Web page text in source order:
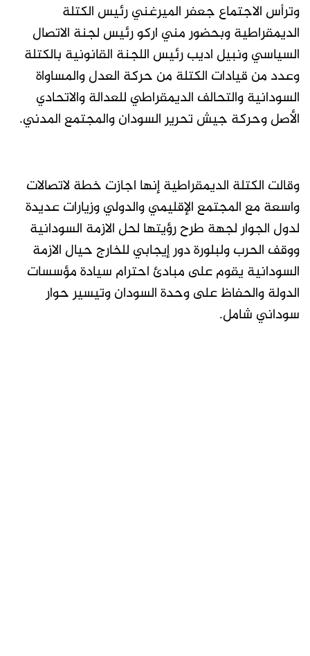
وترأس الاجتماع جعفر الميرغني رئيس الكتلة
الديمقراطية وبحضور مني اركو رئيس لجنة الاتصال
السياسي ونبيل اديب رئيس اللجنة القانونية بالكتلة
وعدد من قيادات الكتلة من حركة العدل والمساواة
السودانية والتحالف الديمقراطي للعدالة والاتحادي
الأصل وحركة جيش تحرير السودان والمجتمع المدني.
وقالت الكتلة الديمقراطية إنها اجازت خطة لاتصالات
واسعة مع المجتمع الإقليمي والدولي وزيارات عديدة
لدول الجوار لجهة طرح رؤيتها لحل الازمة السودانية
ووقف الحرب ولبلورة دور إيجابي للخارج حيال الازمة
السودانية يقوم على مبادئ احترام سيادة مؤسسات
الدولة والحفاظ على وحدة السودان وتيسير حوار
سوداني شامل.